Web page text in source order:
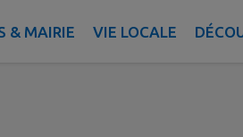
& MAIRIE VIE LOCALE